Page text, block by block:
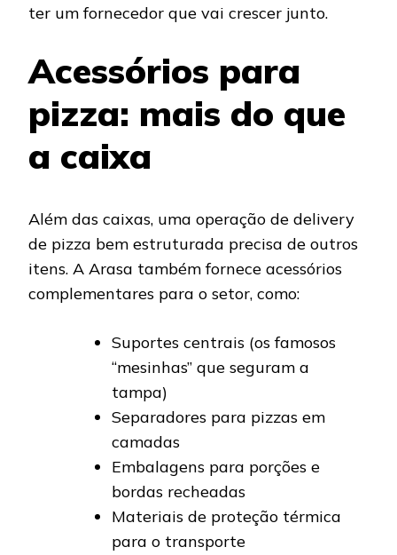
ter um fornecedor que vai crescer junto.
Acessórios para
pizza: mais do que
a caixa
Além das caixas, uma operação de delivery
de pizza bem estruturada precisa de outros
itens. A Arasa também fornece acessórios
complementares para o setor, como:
Suportes centrais (os famosos
“mesinhas” que seguram a
tampa)
Separadores para pizzas em
camadas
Embalagens para porções e
bordas recheadas
Materiais de proteção térmica
para o transporte